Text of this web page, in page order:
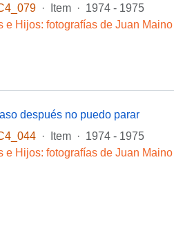
· Item · 1974 - 1975
e Hijos: fotografías de Juan Maino
después no puedo parar
· Item · 1974 - 1975
e Hijos: fotografías de Juan Maino